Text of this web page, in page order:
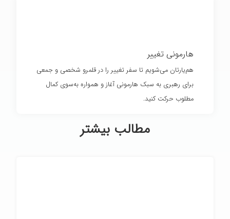
هارمونی تغییر
هم‌یارتان می‌شویم تا سفر تغییر را در قلمرو شخصی و جمعی
برای رهبری به سبک هارمونی آغاز و همواره به‌سوی کمال
مطلوب حرکت کنید.
مطالب بیشتر